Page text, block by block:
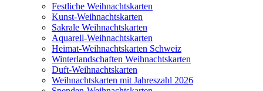
Festliche Weihnachtskarten
Kunst-Weihnachtskarten
Sakrale Weihnachtskarten
Aquarell-Weihnachtskarten
Heimat-Weihnachtskarten Schweiz
Winterlandschaften Weihnachtskarten
Duft-Weihnachtskarten
Weihnachtskarten mit Jahreszahl 2026